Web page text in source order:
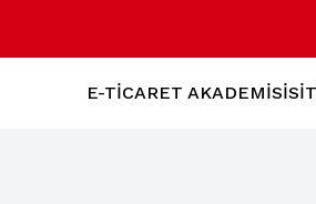
E-TİCARET AKADEMİSİ